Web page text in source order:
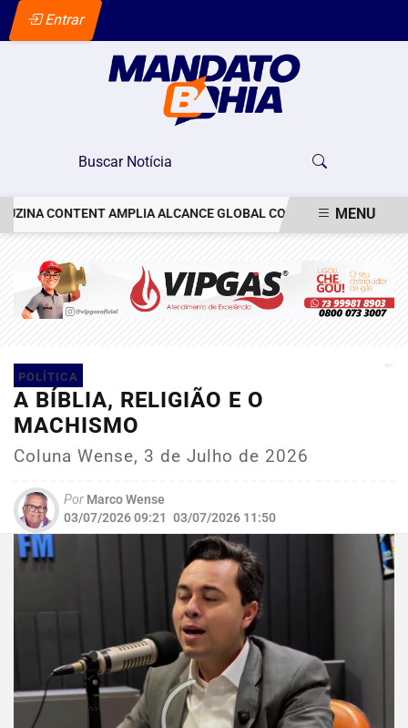
Entrar
CONTENT AMPLIA ALCANCE GLOBAL COM COPRODUÇÕES
MENU
POLÍTICA
A BÍBLIA, RELIGIÃO E O
MACHISMO
Coluna Wense, 3 de Julho de 2026
Por Marco Wense
03/07/2026 09:21 03/07/2026 11:50